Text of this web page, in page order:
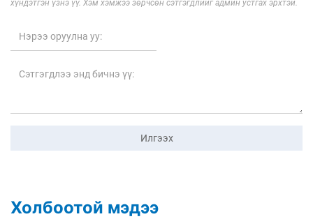
хүндэтгэн үзнэ үү. Хэм хэмжээ зөрчсөн сэтгэгдлийг админ устгах эрхтэй.
Илгээх
Холбоотой мэдээ